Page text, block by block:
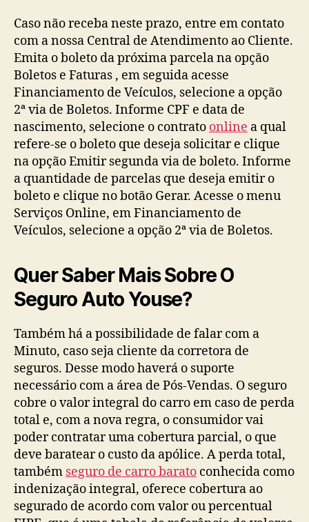
Caso não receba neste prazo, entre em contato
com a nossa Central de Atendimento ao Cliente.
Emita o boleto da próxima parcela na opção
Boletos e Faturas , em seguida acesse
Financiamento de Veículos, selecione a opção
2ª via de Boletos. Informe CPF e data de
nascimento, selecione o contrato online a qual
refere-se o boleto que deseja solicitar e clique
na opção Emitir segunda via de boleto. Informe
a quantidade de parcelas que deseja emitir o
boleto e clique no botão Gerar. Acesse o menu
Serviços Online, em Financiamento de
Veículos, selecione a opção 2ª via de Boletos.
Quer Saber Mais Sobre O
Seguro Auto Youse?
Também há a possibilidade de falar com a
Minuto, caso seja cliente da corretora de
seguros. Desse modo haverá o suporte
necessário com a área de Pós-Vendas. O seguro
cobre o valor integral do carro em caso de perda
total e, com a nova regra, o consumidor vai
poder contratar uma cobertura parcial, o que
deve baratear o custo da apólice. A perda total,
também seguro de carro barato conhecida como
indenização integral, oferece cobertura ao
segurado de acordo com valor ou percentual